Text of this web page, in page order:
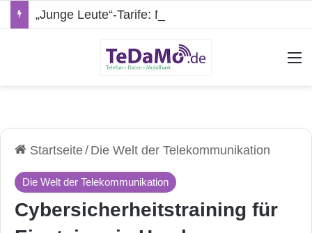
Startseite/ Die Welt der Telekommunikation
Die Welt der Telekommunikation
Cybersicherheitstraining für